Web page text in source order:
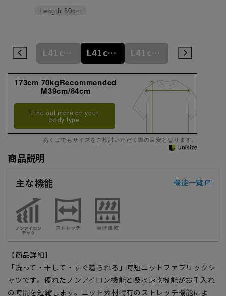
Length 80cm
L41cm/78cm L41cm/80cm L41cm/82cm L41cm/84cm
173cm 70kgRecommended
M39cm/84cm
Find out more on your
body type
あくまでもサイズをご検討いただく際の目安となります。
商品説明
主な機能
機能一覧
【商品詳細】
「洗って・干して・すぐ着られる」時短ニットファブリックシ
ャツです。優れたノンアイロン機能と吸水速乾機能がお手入れ
の時間を短縮します。ニット素材特有のストレッチ機能によ